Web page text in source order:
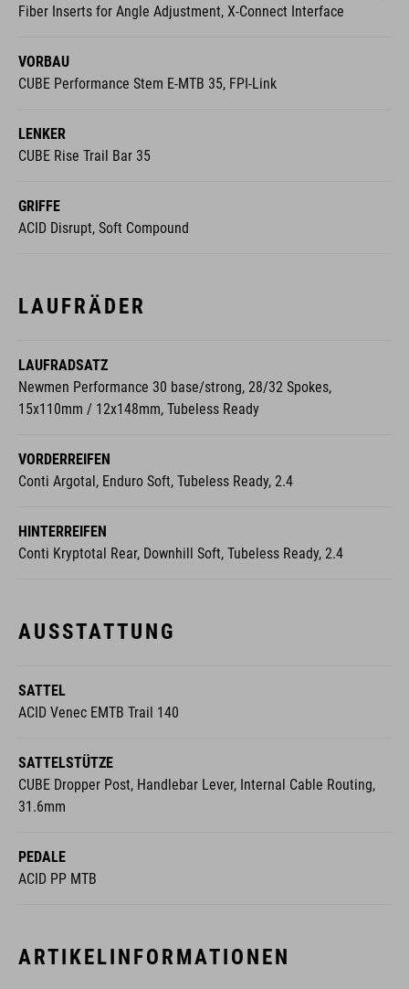
Fiber Inserts for Angle Adjustment, X-Connect Interface
VORBAU
CUBE Performance Stem E-MTB 35, FPI-Link
LENKER
CUBE Rise Trail Bar 35
GRIFFE
ACID Disrupt, Soft Compound
LAUFRÄDER
LAUFRADSATZ
Newmen Performance 30 base/strong, 28/32 Spokes,
15x110mm / 12x148mm, Tubeless Ready
VORDERREIFEN
Conti Argotal, Enduro Soft, Tubeless Ready, 2.4
HINTERREIFEN
Conti Kryptotal Rear, Downhill Soft, Tubeless Ready, 2.4
AUSSTATTUNG
SATTEL
ACID Venec EMTB Trail 140
SATTELSTÜTZE
CUBE Dropper Post, Handlebar Lever, Internal Cable Routing,
31.6mm
PEDALE
ACID PP MTB
ARTIKELINFORMATIONEN